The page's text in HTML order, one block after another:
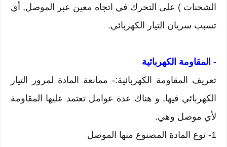
الشحنات ) على التحرك في اتجاه معين عبر الموصل, أي
تسبب سريان التيار الكهربائي.
- المقاومة الكهربائية
تعريف المقاومة الكهربائية:- ممانعة المادة لمرور التيار
الكهربائي فيها, و هناك عدة عوامل تعتمد عليها المقاومة
لأي موصل وهي.
1- نوع المادة المصنوع منها الموصل